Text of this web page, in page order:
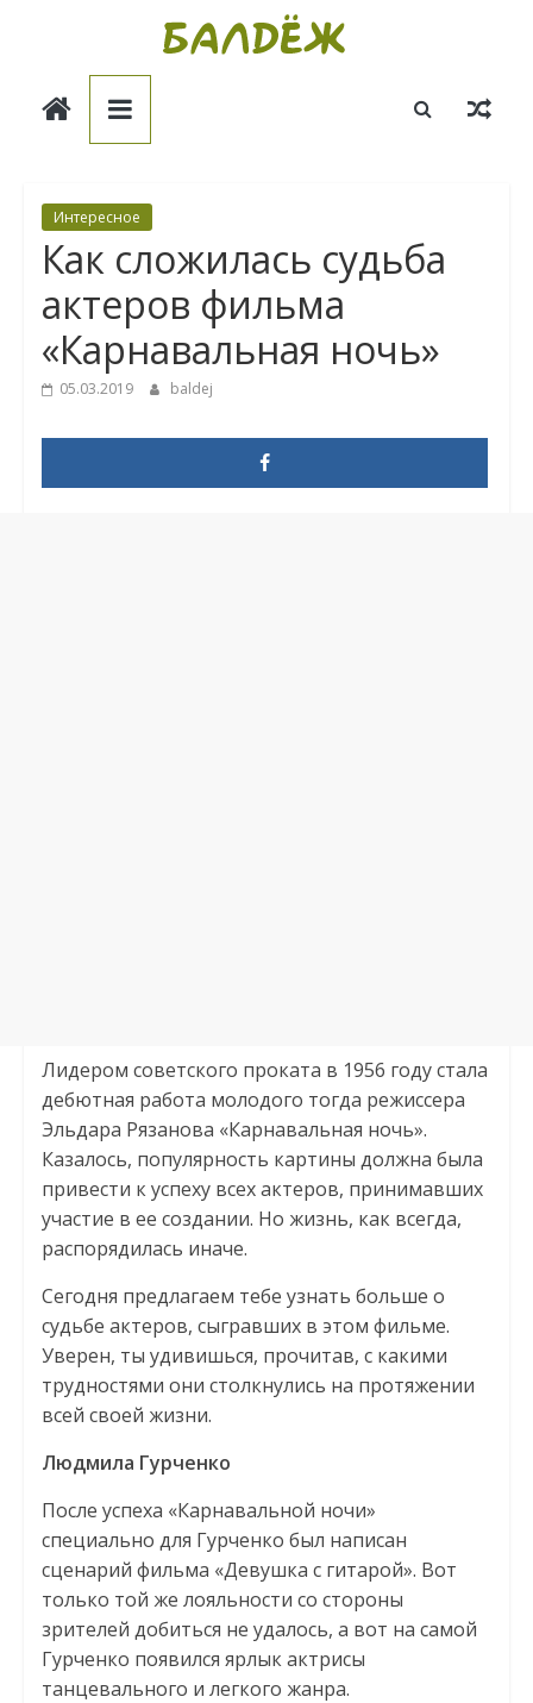
Балдёж
Интересное
Как сложилась судьба
актеров фильма
«Карнавальная ночь»
05.03.2019 baldej
Лидером советского проката в 1956 году стала
дебютная работа молодого тогда режиссера
Эльдара Рязанова «Карнавальная ночь».
Казалось, популярность картины должна была
привести к успеху всех актеров, принимавших
участие в ее создании. Но жизнь, как всегда,
распорядилась иначе.
Сегодня предлагаем тебе узнать больше о
судьбе актеров, сыгравших в этом фильме.
Уверен, ты удивишься, прочитав, с какими
трудностями они столкнулись на протяжении
всей своей жизни.
Людмила Гурченко
После успеха «Карнавальной ночи»
специально для Гурченко был написан
сценарий фильма «Девушка с гитарой». Вот
только той же лояльности со стороны
зрителей добиться не удалось, а вот на самой
Гурченко появился ярлык актрисы
танцевального и легкого жанра.